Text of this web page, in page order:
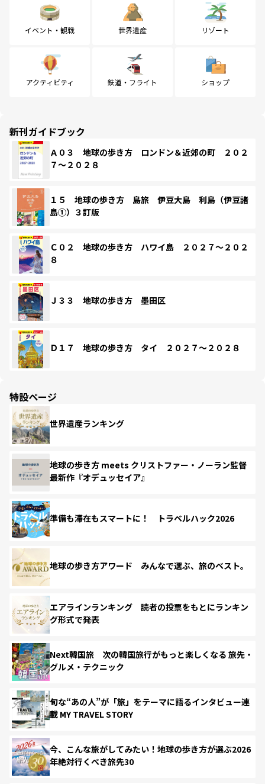
イベント・観戦 世界遺産 リゾート
アクティビティ 鉄道・フライト ショップ
新刊ガイドブック
Ａ０３ 地球の歩き方 ロンドン＆近郊の町 ２０２
７～２０２８
１５ 地球の歩き方 島旅 伊豆大島 利島（伊豆諸
島①）３訂版
Ｃ０２ 地球の歩き方 ハワイ島 ２０２７～２０２
８
Ｊ３３ 地球の歩き方 墨田区
Ｄ１７ 地球の歩き方 タイ ２０２７～２０２８
特設ページ
世界遺産ランキング
地球の歩き方 meets クリストファー・ノーラン監督
最新作『オデュッセイア』
準備も滞在もスマートに！ トラベルハック2026
地球の歩き方アワード みんなで選ぶ、旅のベスト。
エアラインランキング 読者の投票をもとにランキン
グ形式で発表
Next韓国旅 次の韓国旅行がもっと楽しくなる 旅先・
グルメ・テクニック
旬な“あの人”が「旅」をテーマに語るインタビュー連
載 MY TRAVEL STORY
今、こんな旅がしてみたい！地球の歩き方が選ぶ2026
年絶対行くべき旅先30